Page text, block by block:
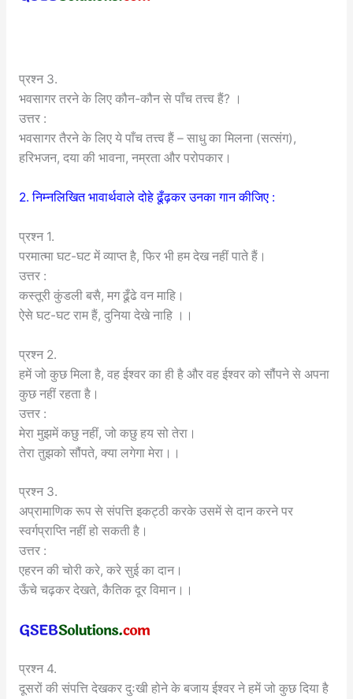
प्रश्न 3.
भवसागर तरने के लिए कौन-कौन से पाँच तत्त्व हैं? ।
उत्तर :
भवसागर तैरने के लिए ये पाँच तत्त्व हैं – साधु का मिलना (सत्संग),
हरिभजन, दया की भावना, नम्रता और परोपकार।
2. निम्नलिखित भावार्थवाले दोहे ढूँढ़कर उनका गान कीजिए :
प्रश्न 1.
परमात्मा घट-घट में व्याप्त है, फिर भी हम देख नहीं पाते हैं।
उत्तर :
कस्तूरी कुंडली बसै, मग ढूँढे वन माहि।
ऐसे घट-घट राम हैं, दुनिया देखे नाहि ।।
प्रश्न 2.
हमें जो कुछ मिला है, वह ईश्वर का ही है और वह ईश्वर को सौंपने से अपना
कुछ नहीं रहता है।
उत्तर :
मेरा मुझमें कछु नहीं, जो कछु हय सो तेरा।
तेरा तुझको सौंपते, क्या लगेगा मेरा।।
प्रश्न 3.
अप्रामाणिक रूप से संपत्ति इकट्ठी करके उसमें से दान करने पर
स्वर्गप्राप्ति नहीं हो सकती है।
उत्तर :
एहरन की चोरी करे, करे सुई का दान।
ऊँचे चढ़कर देखते, कैतिक दूर विमान।।
प्रश्न 4.
दूसरों की संपत्ति देखकर दुःखी होने के बजाय ईश्वर ने हमें जो कुछ दिया है